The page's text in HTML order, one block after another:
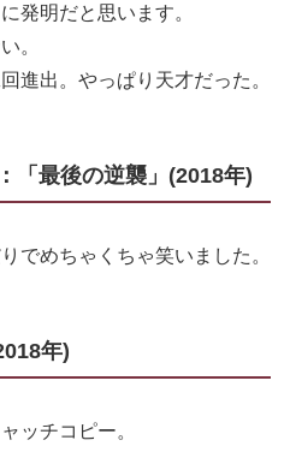
発明だと思います。
。
進出。やっぱり天才だった。
「最後の逆襲」(2018年)
でめちゃくちゃ笑いました。
年)
ッチコピー。